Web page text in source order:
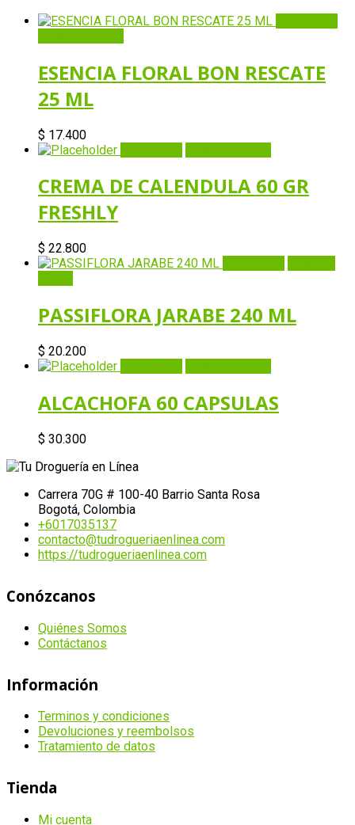
ESENCIA FLORAL BON RESCATE
25 ML
$ 17.400
CREMA DE CALENDULA 60 GR
FRESHLY
$ 22.800
PASSIFLORA JARABE 240 ML
$ 20.200
ALCACHOFA 60 CAPSULAS
$ 30.300
Carrera 70G # 100-40 Barrio Santa Rosa
Bogotá, Colombia
+6017035137
contacto@tudrogueriaenlinea.com
https://tudrogueriaenlinea.com
Conózcanos
Quiénes Somos
Contáctanos
Información
Terminos y condiciones
Devoluciones y reembolsos
Tratamiento de datos
Tienda
Mi cuenta